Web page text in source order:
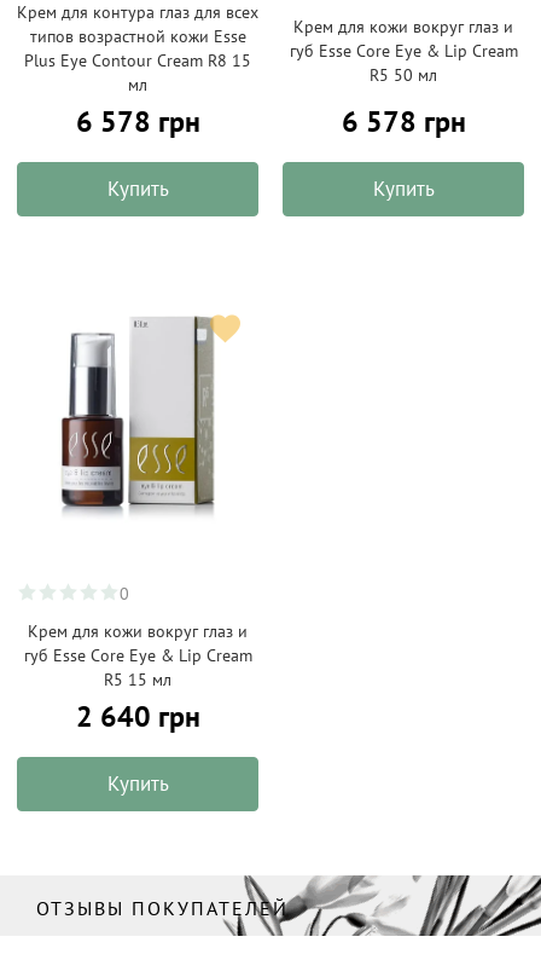
Крем для контура глаз для всех
типов возрастной кожи Esse
Plus Eye Contour Cream R8 15
мл
6 578 грн
Купить
Крем для кожи вокруг глаз и
губ Esse Core Eye & Lip Cream
R5 50 мл
6 578 грн
Купить
0
Крем для кожи вокруг глаз и
губ Esse Core Eye & Lip Cream
R5 15 мл
2 640 грн
Купить
ОТЗЫВЫ ПОКУПАТЕЛЕЙ